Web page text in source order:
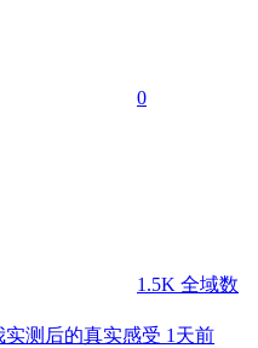
0
1.5K 全域数
测后的真实感受 1天前